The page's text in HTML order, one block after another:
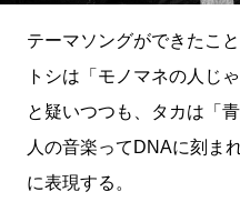
テーマソングができたこ
トシは「モノマネの人じ
と疑いつつも、タカは「
人の音楽ってDNAに刻ま
に表現する。